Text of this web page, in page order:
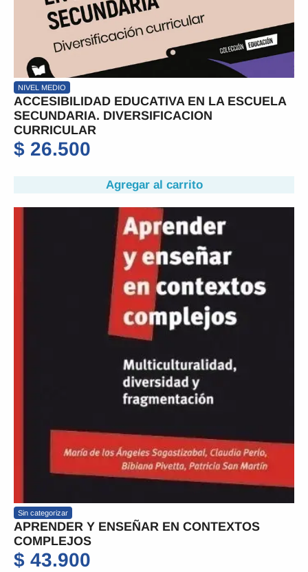
NIVEL MEDIO
ACCESIBILIDAD EDUCATIVA EN LA ESCUELA
SECUNDARIA. DIVERSIFICACION
CURRICULAR
$ 26.500
Agregar al carrito
Sin categorizar
APRENDER Y ENSEÑAR EN CONTEXTOS
COMPLEJOS
$ 43.900